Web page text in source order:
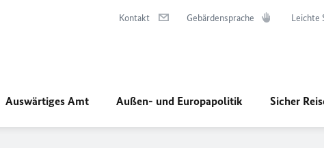
Kontakt Gebärdensprache Leichte
Auswärtiges Amt Außen- und Europapolitik Sicher